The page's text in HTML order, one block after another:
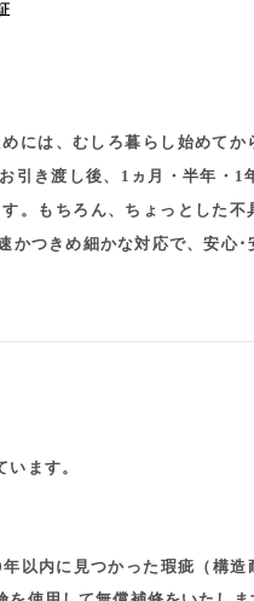
には、むしろ暮らし始めてか
引き渡し後、1ヵ月・半年・1
。もちろん、ちょっとした不
かつきめ細かな対応で、安心･
ます。
以内に見つかった瑕疵（構造